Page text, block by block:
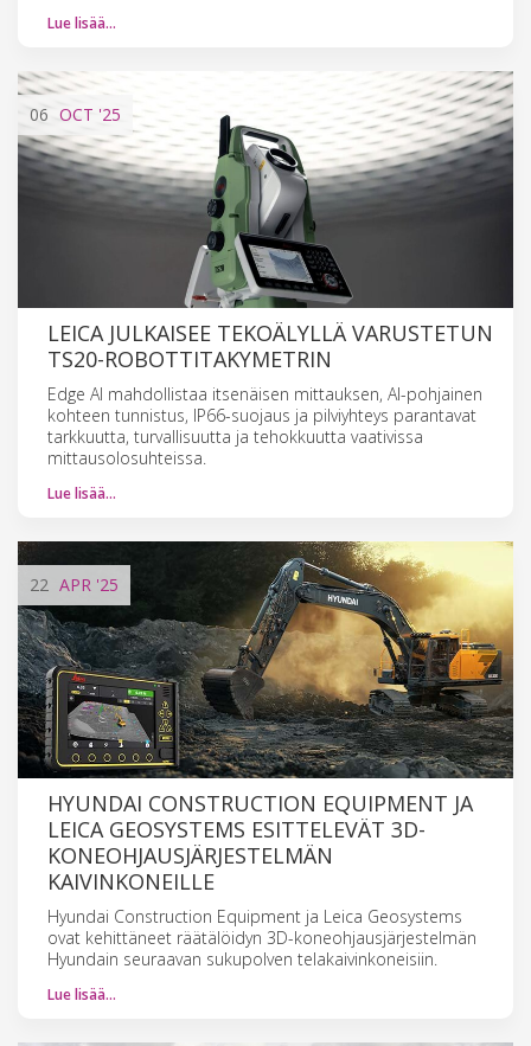
Lue lisää…
06 OCT '25
LEICA JULKAISEE TEKOÄLYLLÄ VARUSTETUN
TS20-ROBOTTITAKYMETRIN
Edge AI mahdollistaa itsenäisen mittauksen, AI-pohjainen
kohteen tunnistus, IP66-suojaus ja pilviyhteys parantavat
tarkkuutta, turvallisuutta ja tehokkuutta vaativissa
mittausolosuhteissa.
Lue lisää…
22 APR '25
HYUNDAI CONSTRUCTION EQUIPMENT JA
LEICA GEOSYSTEMS ESITTELEVÄT 3D-
KONEOHJAUSJÄRJESTELMÄN
KAIVINKONEILLE
Hyundai Construction Equipment ja Leica Geosystems
ovat kehittäneet räätälöidyn 3D-koneohjausjärjestelmän
Hyundain seuraavan sukupolven telakaivinkoneisiin.
Lue lisää…